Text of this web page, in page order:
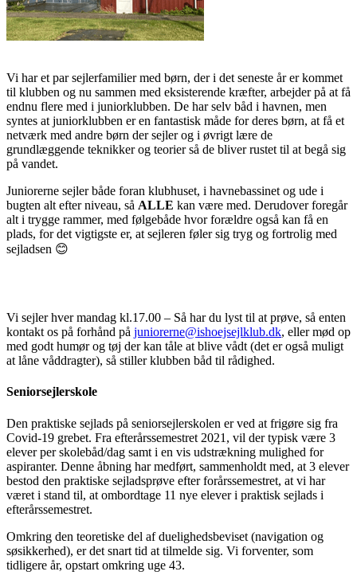
Vi har et par sejlerfamilier med børn, der i det seneste år er kommet
til klubben og nu sammen med eksisterende kræfter, arbejder på at få
endnu flere med i juniorklubben. De har selv båd i havnen, men
syntes at juniorklubben er en fantastisk måde for deres børn, at få et
netværk med andre børn der sejler og i øvrigt lære de
grundlæggende teknikker og teorier så de bliver rustet til at begå sig
på vandet.
Juniorerne sejler både foran klubhuset, i havnebassinet og ude i
bugten alt efter niveau, så ALLE kan være med. Derudover foregår
alt i trygge rammer, med følgebåde hvor forældre også kan få en
plads, for det vigtigste er, at sejleren føler sig tryg og fortrolig med
sejladsen 😊
Vi sejler hver mandag kl.17.00 – Så har du lyst til at prøve, så enten
kontakt os på forhånd på juniorerne@ishoejsejlklub.dk, eller mød op
med godt humør og tøj der kan tåle at blive vådt (det er også muligt
at låne våddragter), så stiller klubben båd til rådighed.
Seniorsejlerskole
Den praktiske sejlads på seniorsejlerskolen er ved at frigøre sig fra
Covid-19 grebet. Fra efterårssemestret 2021, vil der typisk være 3
elever per skolebåd/dag samt i en vis udstrækning mulighed for
aspiranter. Denne åbning har medført, sammenholdt med, at 3 elever
bestod den praktiske sejladsprøve efter forårssemestret, at vi har
været i stand til, at ombordtage 11 nye elever i praktisk sejlads i
efterårssemestret.
Omkring den teoretiske del af duelighedsbeviset (navigation og
søsikkerhed), er det snart tid at tilmelde sig. Vi forventer, som
tidligere år, opstart omkring uge 43.